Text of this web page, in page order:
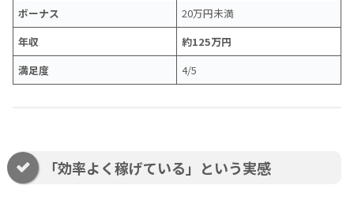
ボーナス
20万円未満
年収
約125万円
満足度
4/5
「効率よく稼げている」という実感